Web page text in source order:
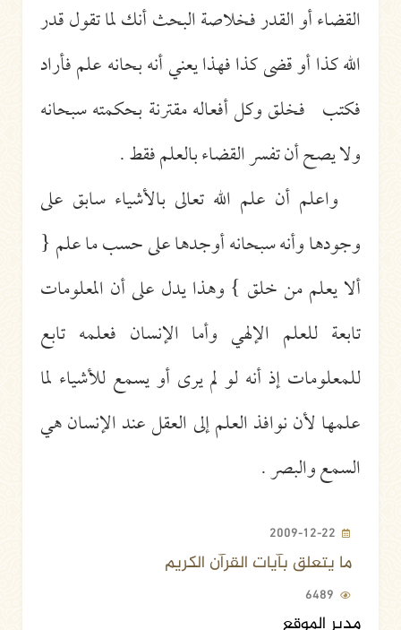
القضاء أو القدر فخلاصة البحث أنك لما تقول قدر
الله كذا أو قضى كذا فهذا يعني أنه بحانه علم فأراد
فكتب فخلق وكل أفعاله مقترنة بحكمته سبحانه
ولا يصح أن تفسر القضاء بالعلم فقط .
واعلم أن علم الله تعالى بالأشياء سابق على
وجودها وأنه سبحانه أوجدها على حسب ما علم {
ألا يعلم من خلق } وهذا يدل على أن المعلومات
تابعة للعلم الإلهي وأما الإنسان فعلمه تابع
للمعلومات إذ أنه لو لم يرى أو يسمع للأشياء لما
علمها لأن نوافذ العلم إلى العقل عند الإنسان هي
السمع والبصر .
2009-12-22
ما يتعلق بآيات القرآن الكريم
6489
مدير الموقع